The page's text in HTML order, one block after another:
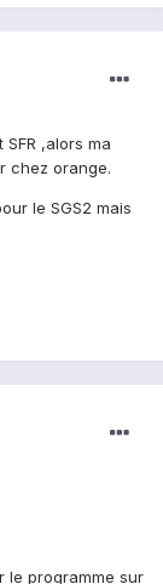
,alors ma
chez orange.
le SGS2 mais
le programme sur